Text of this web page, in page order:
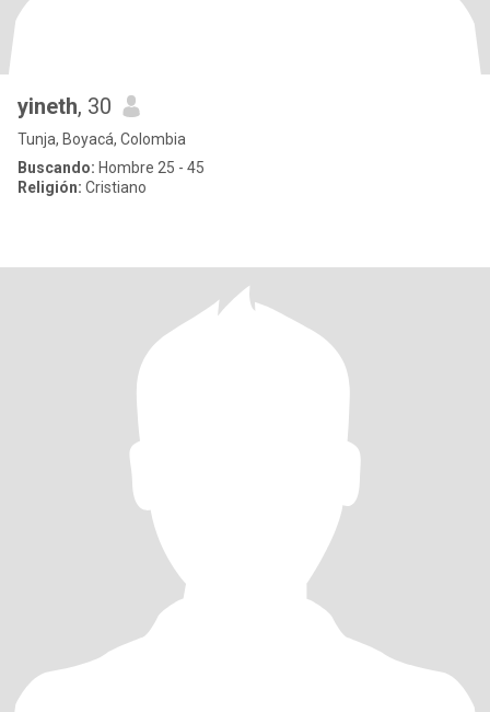
yineth, 30
Tunja, Boyacá, Colombia
Buscando: Hombre 25 - 45
Religión: Cristiano